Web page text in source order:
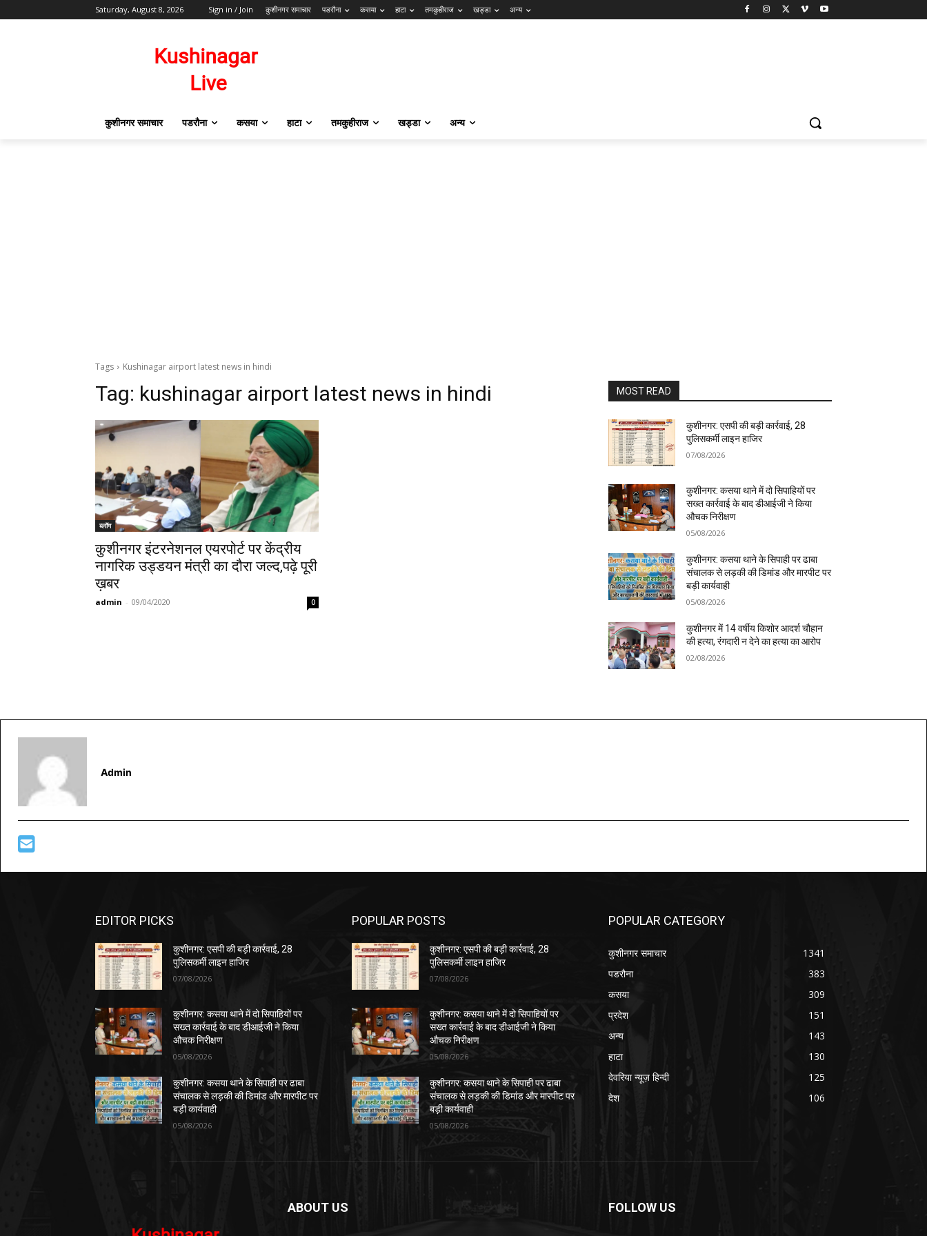
Saturday, August 8, 2026 Sign in / Join कुशीनगर समाचार पडरौना कसया हाटा तमकुहीराज खड्डा अन्य
कुशीनगर समाचार पडरौना कसया हाटा तमकुहीराज खड्डा अन्य
Tags Kushinagar airport latest news in hindi
Tag: kushinagar airport latest news in hindi
ब्लॉग
कुशीनगर इंटरनेशनल एयरपोर्ट पर केंद्रीय
नागरिक उड्डयन मंत्री का दौरा जल्द,पढ़े पूरी
ख़बर
admin - 09/04/2020 0
MOST READ
कुशीनगर: एसपी की बड़ी कार्रवाई, 28
पुलिसकर्मी लाइन हाजिर
07/08/2026
कुशीनगर: कसया थाने में दो सिपाहियों पर
सख्त कार्रवाई के बाद डीआईजी ने किया
औचक निरीक्षण
05/08/2026
कुशीनगर: कसया थाने के सिपाही पर ढाबा
संचालक से लड़की की डिमांड और मारपीट पर
बड़ी कार्यवाही
05/08/2026
कुशीनगर में 14 वर्षीय किशोर आदर्श चौहान
की हत्या, रंगदारी न देने का हत्या का आरोप
02/08/2026
Admin
EDITOR PICKS
कुशीनगर: एसपी की बड़ी कार्रवाई, 28
पुलिसकर्मी लाइन हाजिर
07/08/2026
कुशीनगर: कसया थाने में दो सिपाहियों पर
सख्त कार्रवाई के बाद डीआईजी ने किया
औचक निरीक्षण
05/08/2026
कुशीनगर: कसया थाने के सिपाही पर ढाबा
संचालक से लड़की की डिमांड और मारपीट पर
बड़ी कार्यवाही
05/08/2026
POPULAR POSTS
कुशीनगर: एसपी की बड़ी कार्रवाई, 28
पुलिसकर्मी लाइन हाजिर
07/08/2026
कुशीनगर: कसया थाने में दो सिपाहियों पर
सख्त कार्रवाई के बाद डीआईजी ने किया
औचक निरीक्षण
05/08/2026
कुशीनगर: कसया थाने के सिपाही पर ढाबा
संचालक से लड़की की डिमांड और मारपीट पर
बड़ी कार्यवाही
05/08/2026
POPULAR CATEGORY
कुशीनगर समाचार
1341
पडरौना
383
कसया
309
प्रदेश
151
अन्य
143
हाटा
130
देवरिया न्यूज़ हिन्दी
125
देश
106
ABOUT US FOLLOW US